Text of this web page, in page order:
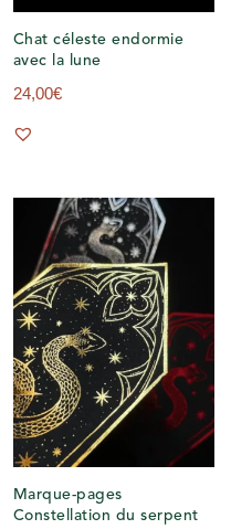
Chat céleste endormie
avec la lune
24,00€
Marque-pages
Constellation du serpent